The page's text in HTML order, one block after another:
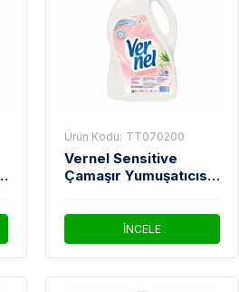
Ürün Kodu: TT070200
Vernel Sensitive
Çamaşır Yumuşatıcısı
İNCELE